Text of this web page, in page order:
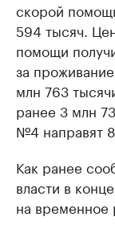
скорой
594 тысяч.
помощи
за
млн 763
ранее 3 млн
№4 направят
Как ранее
власти в
на временное